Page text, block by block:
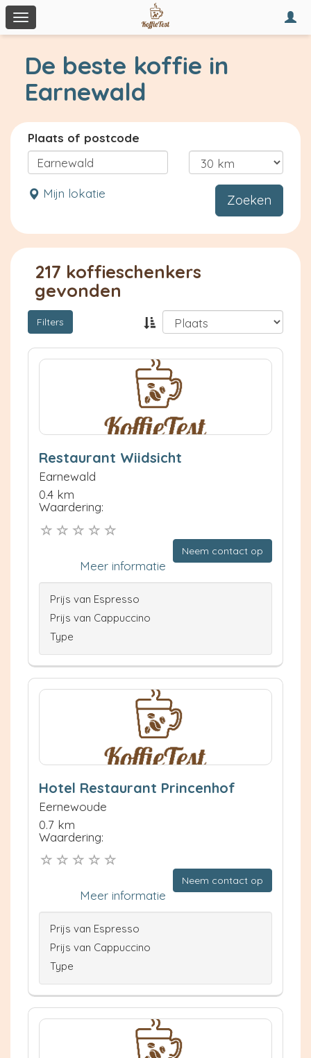
Toggle
navigation
De beste koffie in
Earnewald
Plaats of postcode
Mijn lokatie Zoeken
217 koffieschenkers
gevonden
Filters
Restaurant Wiidsicht
Earnewald
0.4 km
Waardering:
Neem contact op
Meer informatie
Prijs van Espresso
Prijs van Cappuccino
Type
Hotel Restaurant Princenhof
Eernewoude
0.7 km
Waardering:
Neem contact op
Meer informatie
Prijs van Espresso
Prijs van Cappuccino
Type